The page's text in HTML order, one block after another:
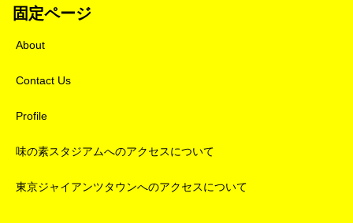
固定ページ
About
Contact Us
Profile
味の素スタジアムへのアクセスについて
東京ジャイアンツタウンへのアクセスについて